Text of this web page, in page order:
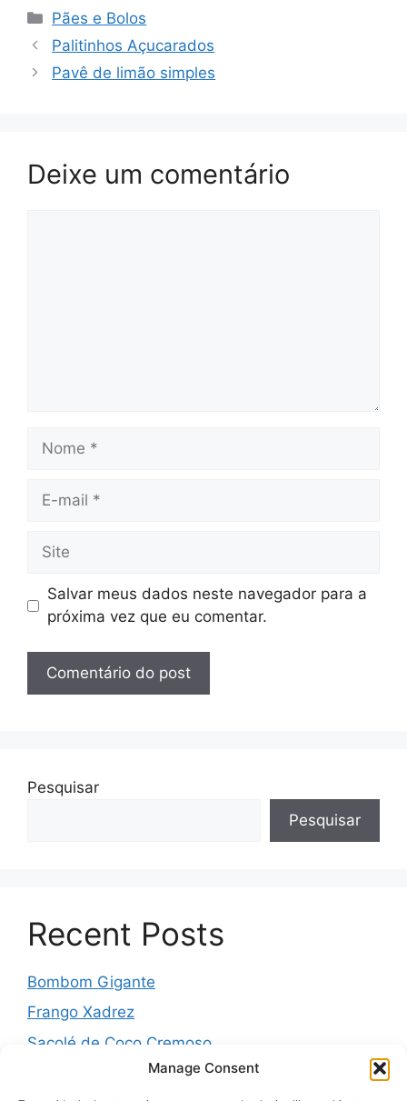
Manage Consent
Categorias
Pães e Bolos
Palitinhos Açucarados
Pavê de limão simples
Deixe um comentário
Nome
Site
Salvar meus dados neste navegador para a
próxima vez que eu comentar.
Pesquisar
Pesquisar
Recent Posts
Bombom Gigante
Frango Xadrez
Sacolé de Coco Cremoso
Torta de cebola molhadinha